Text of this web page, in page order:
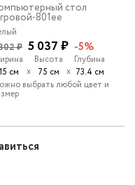
стол
801ee
₽ 5 037 ₽ -5%
см
х
Высота
75 см
х
Глубина
73.4 см
выбрать любой цвет и